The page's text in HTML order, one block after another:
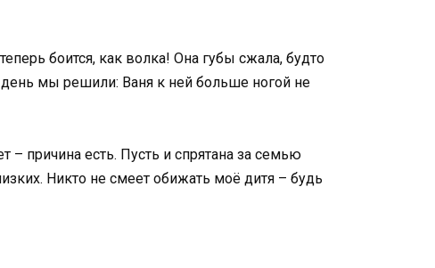
боится, как волка! Она губы сжала, будто
день мы решили: Ваня к ней больше ногой не
– причина есть. Пусть и спрятана за семью
Никто не смеет обижать моё дитя – будь